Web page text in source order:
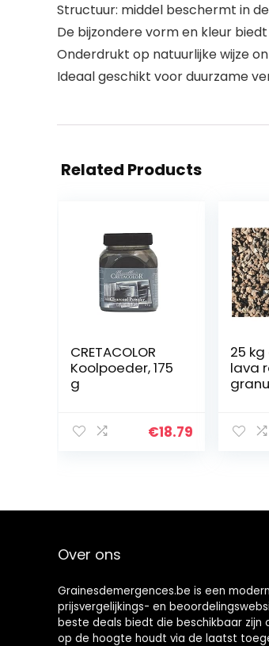
Structuur: middel beschermt in
De bijzondere vorm en kleur
Onderdrukt op natuurlijke wijze
Ideaal geschikt voor duurzame
Related Products
CRETACOLOR
Koolpoeder, 175
g
€18.79
25
lava
Over ons
Grainesdemergences.be is een
prijsvergelijkings- en
beste deals biedt die beschikbaar zijn
op de hoogte houdt via de laatst